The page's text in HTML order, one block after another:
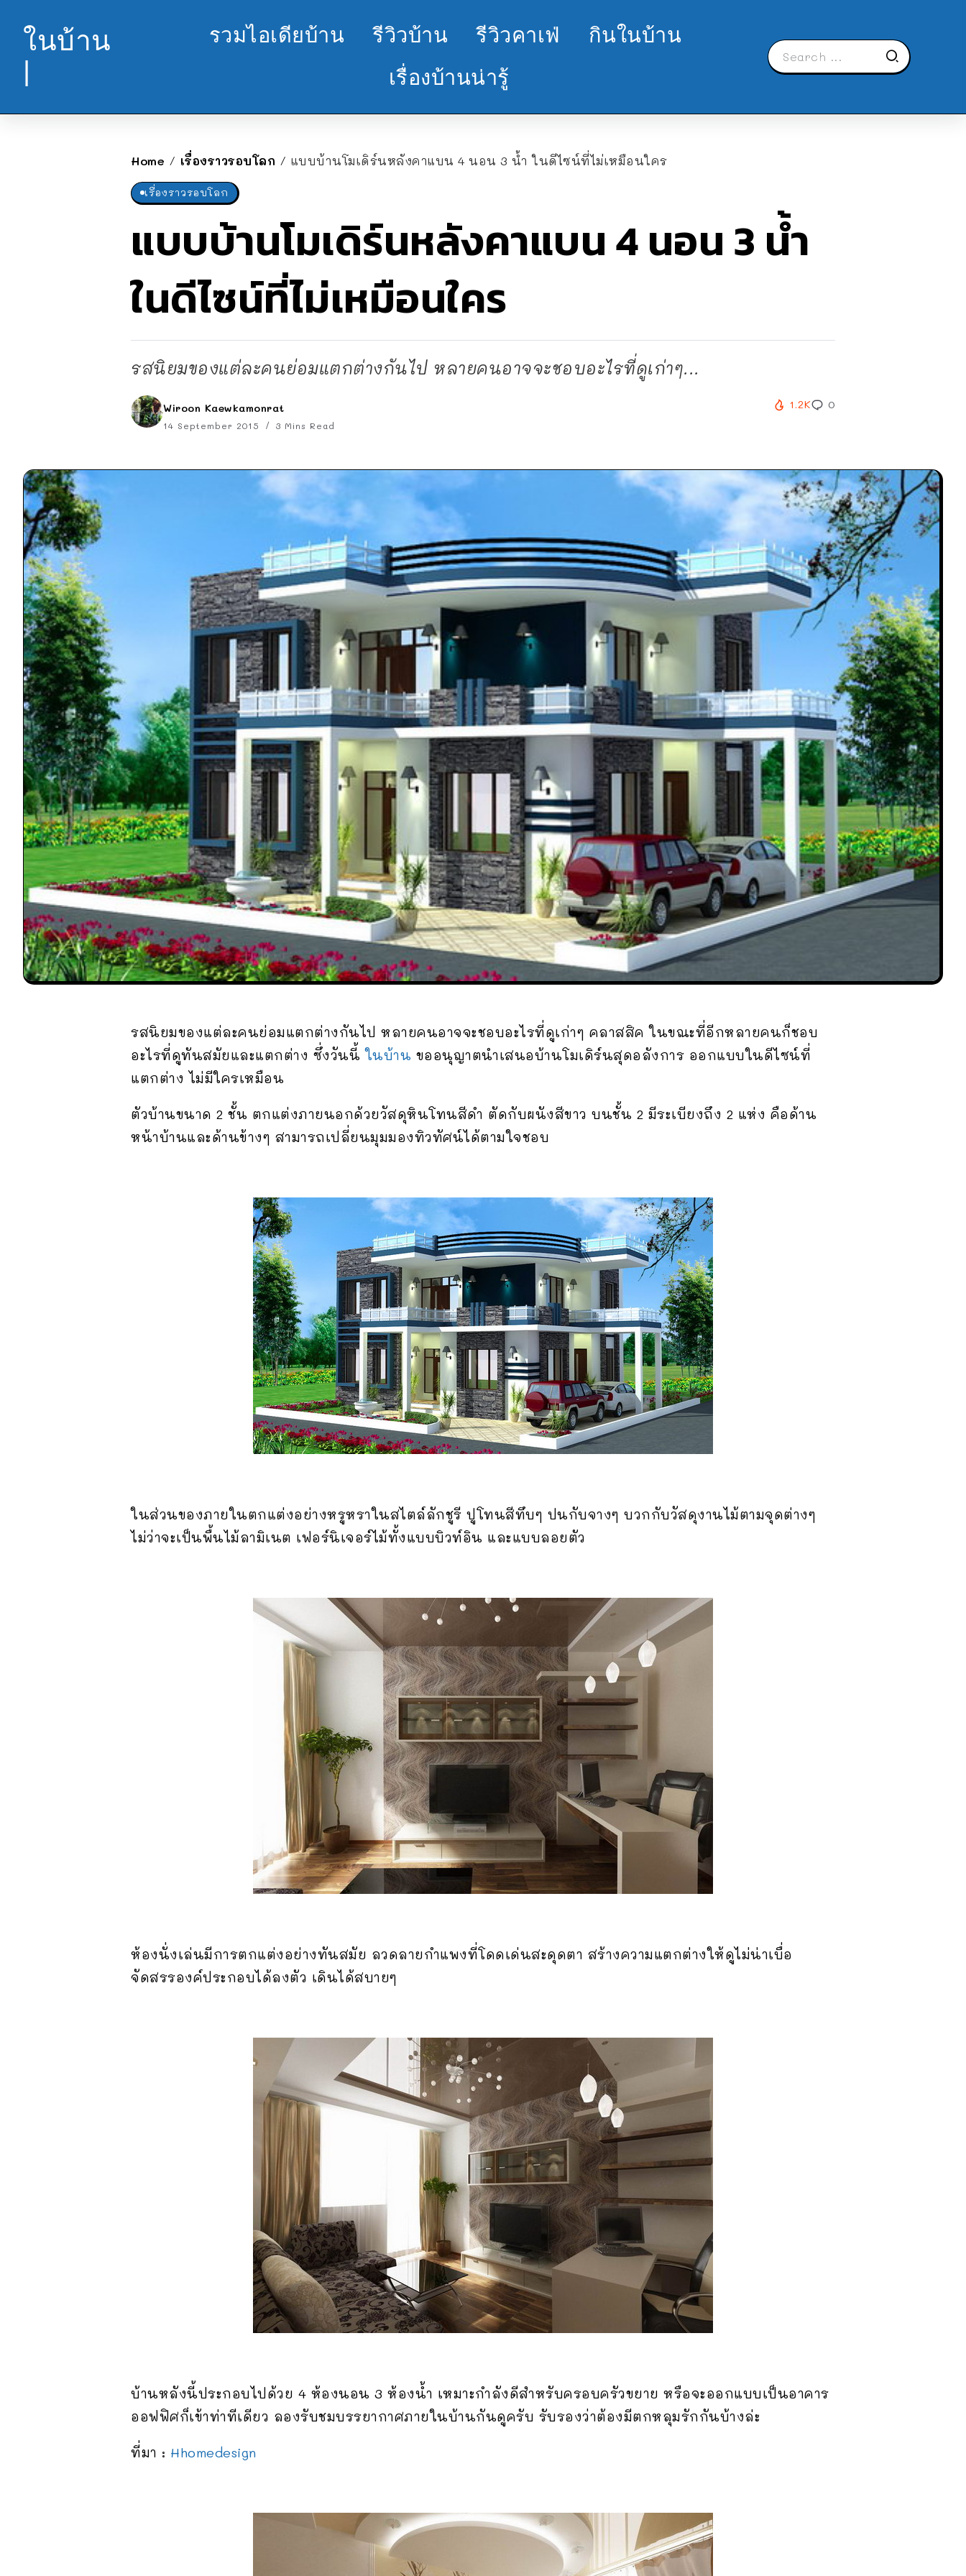
ในบ้าน
|
รวมไอเดียบ้าน รีวิวบ้าน รีวิวคาเฟ่
กินในบ้าน
เรื่องบ้านน่ารู้
Home / เรื่องราวรอบโลก / แบบบ้านโมเดิร์นหลังคาแบน 4 นอน 3 น้ำ ในดีไซน์ที่ไม่เหมือนใคร
เรื่องราวรอบโลก
แบบบ้านโมเดิร์นหลังคาแบน 4 นอน 3 น้ำ
ในดีไซน์ที่ไม่เหมือนใคร
รสนิยมของแต่ละคนย่อมแตกต่างกันไป หลายคนอาจจะชอบอะไรที่ดูเก่าๆ...
Wiroon Kaewkamonrat
14 September 2015 3 Mins Read
1.2K 0
รสนิยมของแต่ละคนย่อมแตกต่างกันไป หลายคนอาจจะชอบอะไรที่ดูเก่าๆ คลาสสิค ในขณะที่อีกหลายคนก็ชอบ
อะไรที่ดูทันสมัยและแตกต่าง ซึ่งวันนี้ในบ้าน ขออนุญาตนำเสนอบ้านโมเดิร์นสุดอลังการ ออกแบบในดีไซน์ที่
แตกต่าง ไม่มีใครเหมือน
ตัวบ้านขนาด 2 ชั้น ตกแต่งภายนอกด้วยวัสดุหินโทนสีดำ ตัดกับผนังสีขาว บนชั้น 2 มีระเบียงถึง 2 แห่ง คือด้าน
หน้าบ้านและด้านข้างๆ สามารถเปลี่ยนมุมมองทิวทัศน์ได้ตามใจชอบ
ในส่วนของภายในตกแต่งอย่างหรูหราในสไตล์ลักชูรี ปูโทนสีทึบๆ ปนกับจางๆ บวกกับวัสดุงานไม้ตามจุดต่างๆ
ไม่ว่าจะเป็นพื้นไม้ลามิเนต เฟอร์นิเจอร์ไม้ทั้งแบบบิวท์อิน และแบบลอยตัว
ห้องนั่งเล่นมีการตกแต่งอย่างทันสมัย ลวดลายกำแพงที่โดดเด่นสะดุดตา สร้างความแตกต่างให้ดูไม่น่าเบื่อ
จัดสรรองค์ประกอบได้ลงตัว เดินได้สบายๆ
บ้านหลังนี้ประกอบไปด้วย 4 ห้องนอน 3 ห้องน้ำ เหมาะกำลังดีสำหรับครอบครัวขยาย หรือจะออกแบบเป็นอาคาร
ออฟฟิศก็เข้าท่าทีเดียว ลองรับชมบรรยากาศภายในบ้านกันดูครับ รับรองว่าต้องมีตกหลุมรักกันบ้างล่ะ
ที่มา : Hhomedesign